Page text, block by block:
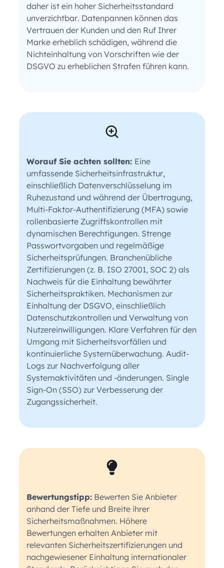
daher ist ein hoher Sicherheitsstandard
unverzichtbar. Datenpannen können das
Vertrauen der Kunden und den Ruf Ihrer
Marke erheblich schädigen, während die
Nichteinhaltung von Vorschriften wie der
DSGVO zu erheblichen Strafen führen kann.
Worauf Sie achten sollten: Eine
umfassende Sicherheitsinfrastruktur,
einschließlich Datenverschlüsselung im
Ruhezustand und während der Übertragung,
Multi-Faktor-Authentifizierung (MFA) sowie
rollenbasierte Zugriffskontrollen mit
dynamischen Berechtigungen. Strenge
Passwortvorgaben und regelmäßige
Sicherheitsprüfungen. Branchenübliche
Zertifizierungen (z. B. ISO 27001, SOC 2) als
Nachweis für die Einhaltung bewährter
Sicherheitspraktiken. Mechanismen zur
Einhaltung der DSGVO, einschließlich
Datenschutzkontrollen und Verwaltung von
Nutzereinwilligungen. Klare Verfahren für den
Umgang mit Sicherheitsvorfällen und
kontinuierliche Systemüberwachung. Audit-
Logs zur Nachverfolgung aller
Systemaktivitäten und -änderungen. Single
Sign-On (SSO) zur Verbesserung der
Zugangssicherheit.
Bewertungstipp: Bewerten Sie Anbieter
anhand der Tiefe und Breite ihrer
Sicherheitsmaßnahmen. Höhere
Bewertungen erhalten Anbieter mit
relevanten Sicherheitszertifizierungen und
nachgewiesener Einhaltung internationaler